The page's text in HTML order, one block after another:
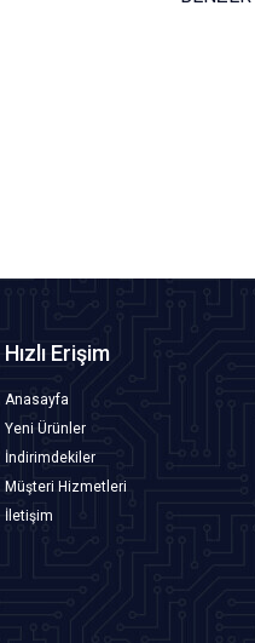
Hızlı Erişim
Anasayfa
Yeni Ürünler
İndirimdekiler
Müşteri Hizmetleri
İletişim